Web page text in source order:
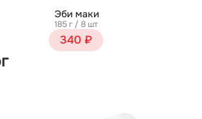
Эби маки
185 г / 8 шт
340 ₽